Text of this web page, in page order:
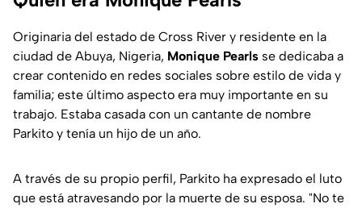
Originaria del estado de Cross River y residente en la
ciudad de Abuya, Nigeria, Monique Pearls se dedicaba a
crear contenido en redes sociales sobre estilo de vida y
familia; este último aspecto era muy importante en su
trabajo. Estaba casada con un cantante de nombre
Parkito y tenía un hijo de un año.
A través de su propio perfil, Parkito ha expresado el luto
que está atravesando por la muerte de su esposa. "No te